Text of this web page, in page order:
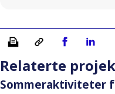
Skriv ut Kopiera länk
Del på Del på
Relaterte
Sommeraktiviteter